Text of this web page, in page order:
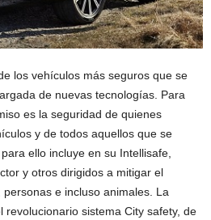
los vehículos más seguros que se
de nuevas tecnologías. Para
es la seguridad de quienes
y de todos aquellos que se
ello incluye en su Intellisafe,
y otros dirigidos a mitigar el
e incluso animales. La
revolucionario sistema City safety, de